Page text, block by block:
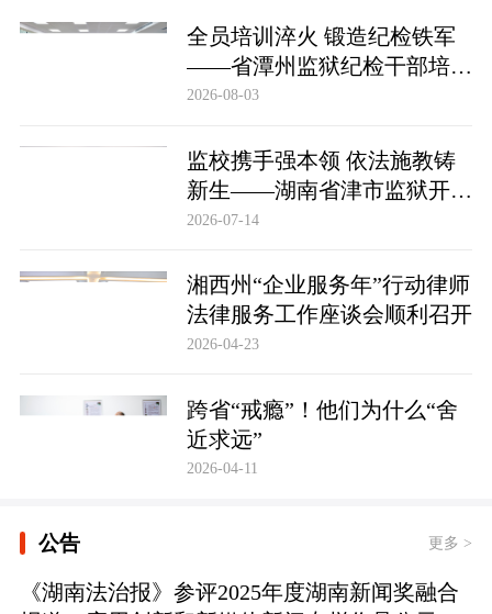
全员培训淬火 锻造纪检铁军
——省潭州监狱纪检干部培训
实现全覆盖
2026-08-03
监校携手强本领 依法施教铸
新生——湖南省津市监狱开展
基层警察教育改造专项技能培
2026-07-14
湘西州“企业服务年”行动律师
法律服务工作座谈会顺利召开
2026-04-23
跨省“戒瘾”！他们为什么“舍
近求远”
2026-04-11
公告 更多 >
《湖南法治报》参评2025年度湖南新闻奖融合